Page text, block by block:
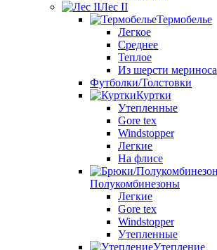
Лес II
Термобелье
Легкое
Среднее
Теплое
Из шерсти мериноса
Футболки/Толстовки
Куртки
Утепленные
Gore tex
Windstopper
Легкие
На флисе
Полукомбинезоны
Легкие
Gore tex
Windstopper
Утепленные
Утепление